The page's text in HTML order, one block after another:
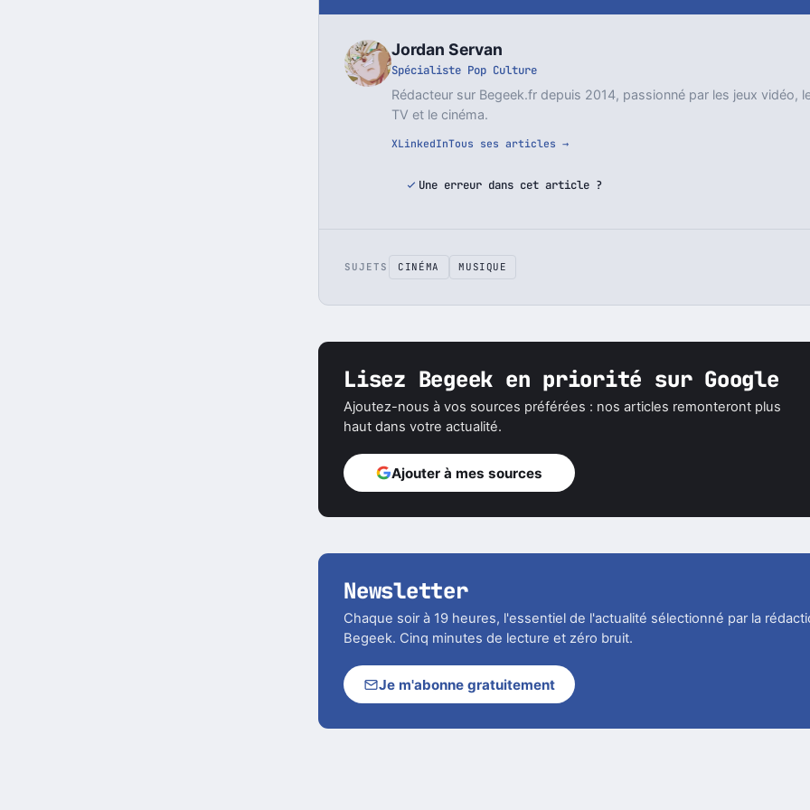
Jordan Servan
Spécialiste Pop Culture
Rédacteur sur Begeek.fr depuis 2014, passionné par les jeux vidéo,
TV et le cinéma.
XLinkedInTous ses articles →
Une erreur dans cet article ?
SUJETS CINÉMA MUSIQUE
Lisez Begeek en priorité sur Google
Ajoutez-nous à vos sources préférées : nos articles remonteront plus
haut dans votre actualité.
Ajouter à mes sources
Newsletter
Chaque soir à 19 heures, l'essentiel de l'actualité sélectionné par la
Begeek. Cinq minutes de lecture et zéro bruit.
Je m'abonne gratuitement